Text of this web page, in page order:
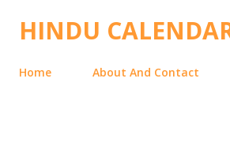
Skip to main
HINDU
Home About And Contact